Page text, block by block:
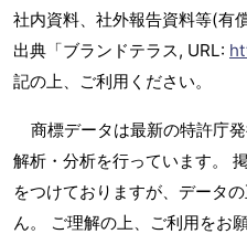
社内資料、社外報告資料等(有
出典「ブランドテラス, URL:
記の上、ご利用ください。
商標データは最新の特許庁
解析・分析を行っています。
をつけておりますが、データ
ん。 ご理解の上、ご利用をお